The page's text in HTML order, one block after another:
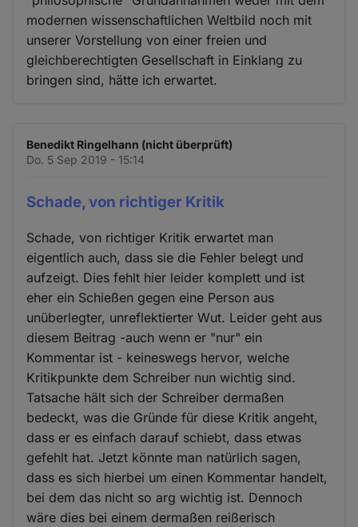
modernen wissenschaftlichen Weltbild noch mit
unserer Vorstellung von einer freien und
gleichberechtigten Gesellschaft in Einklang zu
bringen sind, hätte ich erwartet.
Benedikt Ringelhann (nicht überprüft)
Do. 5 Sep 2019 - 15:14
Schade, von richtiger Kritik
Schade, von richtiger Kritik erwartet man
eigentlich auch, dass sie die Fehler belegt und
aufzeigt. Dies fehlt hier leider komplett und ist
eher ein Schießen gegen eine Person aus
unüberlegter, unreflektierter Wut. Leider geht aus
diesem Beitrag -auch wenn er "nur" ein
Kommentar ist - keineswegs hervor, welche
Kritikpunkte dem Schreiber nun wichtig sind.
Tatsache hält sich der Schreiber dermaßen
bedeckt, was die Gründe für diese Kritik angeht,
dass er es einfach darauf schiebt, dass etwas
gefehlt hat. Jetzt könnte man natürlich sagen,
dass es sich hierbei um einen Kommentar handelt,
bei dem das nicht so arg wichtig ist. Dennoch
wäre dies bei einem dermaßen reißerisch